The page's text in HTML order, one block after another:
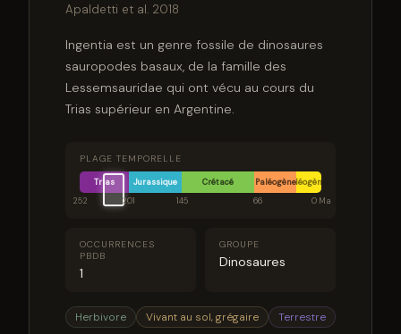
Apaldetti et al. 2018
Ingentia est un genre fossile de dinosaures
sauropodes basaux, de la famille des
Lessemsauridae qui ont vécu au cours du
Trias supérieur en Argentine.
PLAGE TEMPORELLE
Trias Jurassique Crétacé PaléogèneNéogène
252
201 145 66 0 Ma
OCCURRENCES
PBDB
1
GROUPE
Dinosaures
Herbivore Vivant au sol, grégaire Terrestre